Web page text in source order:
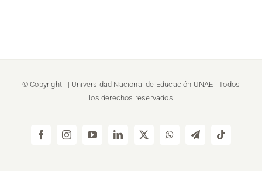
© Copyright | Universidad Nacional de Educación UNAE | Todos
los derechos reservados
FacebookInstagramYouTubeLinkedIn
X WhatsAppTelegramTiktok